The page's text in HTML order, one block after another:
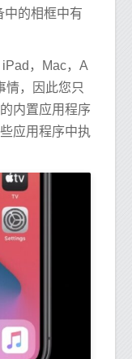
中的相框中有
，Mac，A
情，因此您只
内置应用程序
应用程序中执